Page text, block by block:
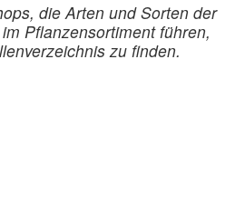
die Arten und Sorten der
Pflanzensortiment führen,
zu finden.